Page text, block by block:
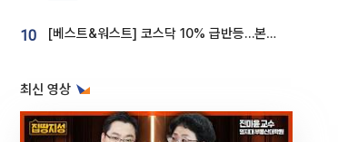
10 [베스트&워스트] 코스닥 10% 급반등…본느, 최대주주 변경 기대에 270% 폭등
최신 영상